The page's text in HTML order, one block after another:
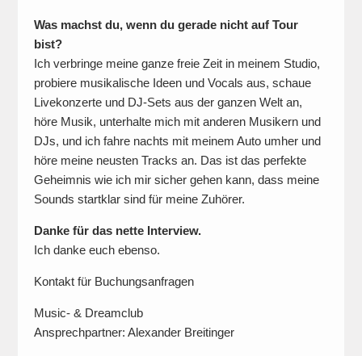
Was machst du, wenn du gerade nicht auf Tour
bist?
Ich verbringe meine ganze freie Zeit in meinem Studio,
probiere musikalische Ideen und Vocals aus, schaue
Livekonzerte und DJ-Sets aus der ganzen Welt an,
höre Musik, unterhalte mich mit anderen Musikern und
DJs, und ich fahre nachts mit meinem Auto umher und
höre meine neusten Tracks an. Das ist das perfekte
Geheimnis wie ich mir sicher gehen kann, dass meine
Sounds startklar sind für meine Zuhörer.
Danke für das nette Interview.
Ich danke euch ebenso.
Kontakt für Buchungsanfragen
Music- & Dreamclub
Ansprechpartner: Alexander Breitinger